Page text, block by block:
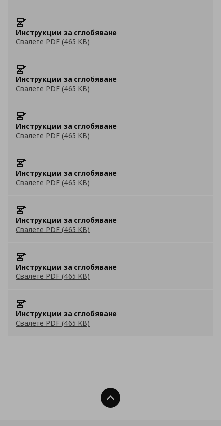
Инструкции за сглобяване
Свалете PDF (465 KB)
Инструкции за сглобяване
Свалете PDF (465 KB)
Инструкции за сглобяване
Свалете PDF (465 KB)
Инструкции за сглобяване
Свалете PDF (465 KB)
Инструкции за сглобяване
Свалете PDF (465 KB)
Инструкции за сглобяване
Свалете PDF (465 KB)
Инструкции за сглобяване
Свалете PDF (465 KB)
Нагоре